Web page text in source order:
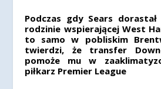
Podczas gdy Sears
rodzinie wspierającej West
to samo w pobliskim
twierdzi, że transfer
pomoże mu w
piłkarz Premier League